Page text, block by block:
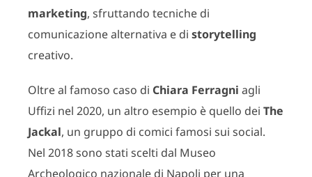
marketing, sfruttando tecniche di
comunicazione alternativa e di storytelling
creativo.
Oltre al famoso caso di Chiara Ferragni agli
Uffizi nel 2020, un altro esempio è quello dei The
Jackal, un gruppo di comici famosi sui social.
Nel 2018 sono stati scelti dal Museo
Archeologico nazionale di Napoli per una